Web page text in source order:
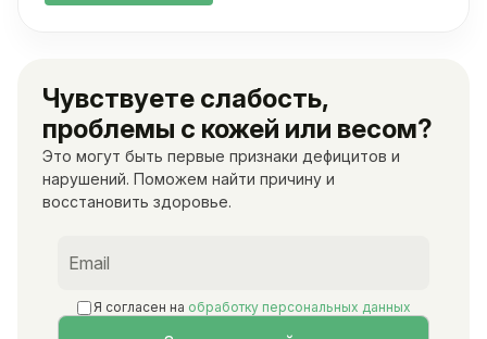
Чувствуете слабость,
проблемы с кожей или весом?
Это могут быть первые признаки дефицитов и
нарушений. Поможем найти причину и
восстановить здоровье.
Я согласен на обработку персональных данных